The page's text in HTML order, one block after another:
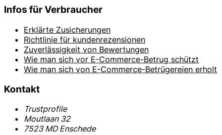
Infos für Verbraucher
Erklärte Zusicherungen
Richtlinie für kundenrezensionen
Zuverlässigkeit von Bewertungen
Wie man sich vor E-Commerce-Betrug schützt
Wie man sich von E-Commerce-Betrügereien erholt
Kontakt
Trustprofile
Moutlaan 32
7523 MD Enschede